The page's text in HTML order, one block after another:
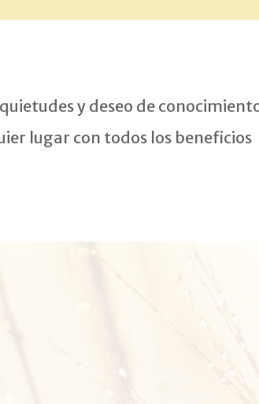
y deseo de
lugar con todos los beneficios